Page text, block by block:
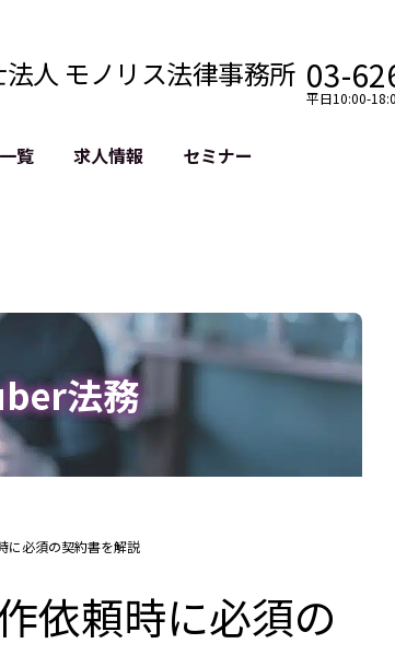
人 モノリス法律事務所 03-
平日10:00-
覧
GDPR対応支援
リスティ
過去の
求人情報 セミナー
法務
に必須の契約書を解説
依頼時に必須の